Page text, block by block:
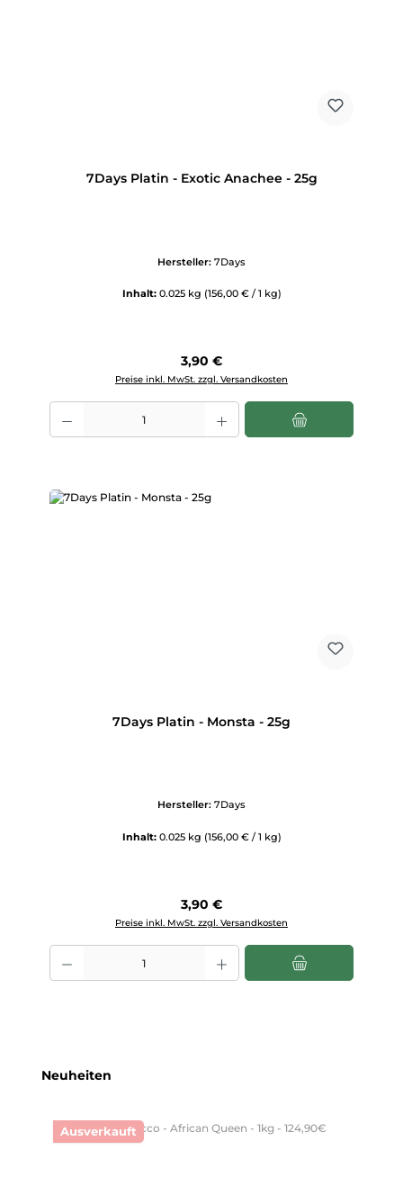
7Days Platin - Exotic Anachee - 25g
Hersteller: 7Days
Inhalt: 0.025 kg (156,00 € / 1 kg)
Regulärer Preis:
3,90 €
Preise inkl. MwSt. zzgl. Versandkosten
Produkt Anzahl: Gib den gewünschten Wert ein oder benutze die
7Days Platin - Monsta - 25g
Hersteller: 7Days
Inhalt: 0.025 kg (156,00 € / 1 kg)
Regulärer Preis:
3,90 €
Preise inkl. MwSt. zzgl. Versandkosten
Produkt Anzahl: Gib den gewünschten Wert ein oder benutze die
Produktgalerie überspringen
Neuheiten
Ausverkauft